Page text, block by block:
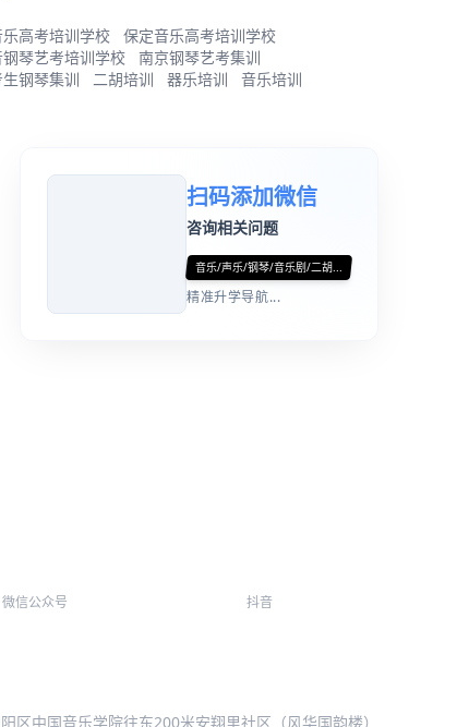
高考培训学校
保定音乐高考培训学校
钢琴艺考培训学校
南京钢琴艺考集训
钢琴集训 二胡培训 器乐培训
音乐培训
扫码添加微信
咨询相关问题
音乐/声乐/钢琴/音乐剧/二胡...
精准升学导航...
微信公众号 抖音
区中国音乐学院往东200米安翔里社区（风华国韵楼）